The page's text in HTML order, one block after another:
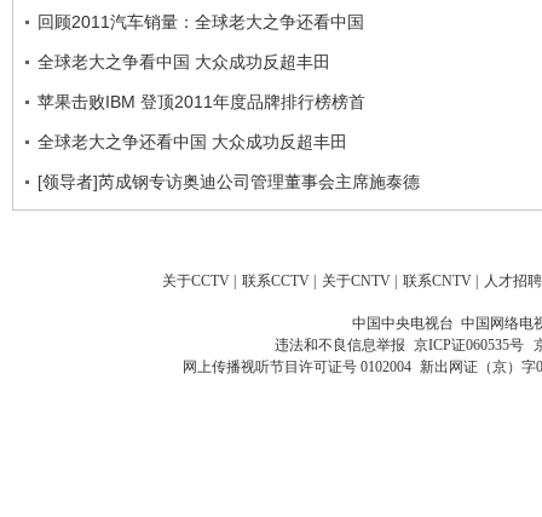
回顾2011汽车销量：全球老大之争还看中国
全球老大之争看中国 大众成功反超丰田
苹果击败IBM 登顶2011年度品牌排行榜榜首
全球老大之争还看中国 大众成功反超丰田
[领导者]芮成钢专访奥迪公司管理董事会主席施泰德
关于CCTV | 联系CCTV | 关于CNTV | 联系CNTV | 人才招聘
中国中央电视台 中国网络电
违法和不良信息举报 京ICP证060535号
网上传播视听节目许可证号 0102004 新出网证（京）